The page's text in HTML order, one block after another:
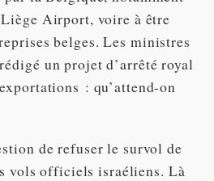
Liège Airport, voire à être
belges. Les ministres
un projet d’arrêté royal
: qu’attend-on
de refuser le survol de
vols officiels israéliens. Là